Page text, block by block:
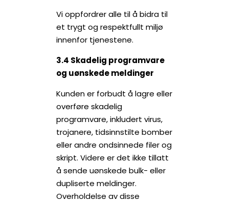
Vi oppfordrer alle til å bidra til
et trygt og respektfullt miljø
innenfor tjenestene.
3.4 Skadelig programvare
og uønskede meldinger
Kunden er forbudt å lagre eller
overføre skadelig
programvare, inkludert virus,
trojanere, tidsinnstilte bomber
eller andre ondsinnede filer og
skript. Videre er det ikke tillatt
å sende uønskede bulk- eller
dupliserte meldinger.
Overholdelse av disse